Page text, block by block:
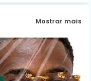
Mostrar mais